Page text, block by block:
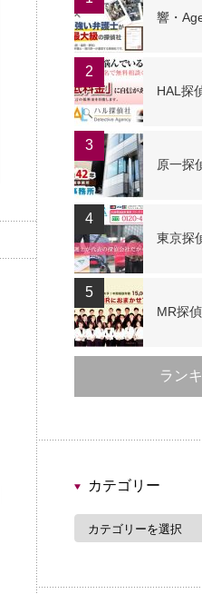
響・
2
HAL探
3
原一探
4
東京探
5
MR探
ラン
カテゴリー